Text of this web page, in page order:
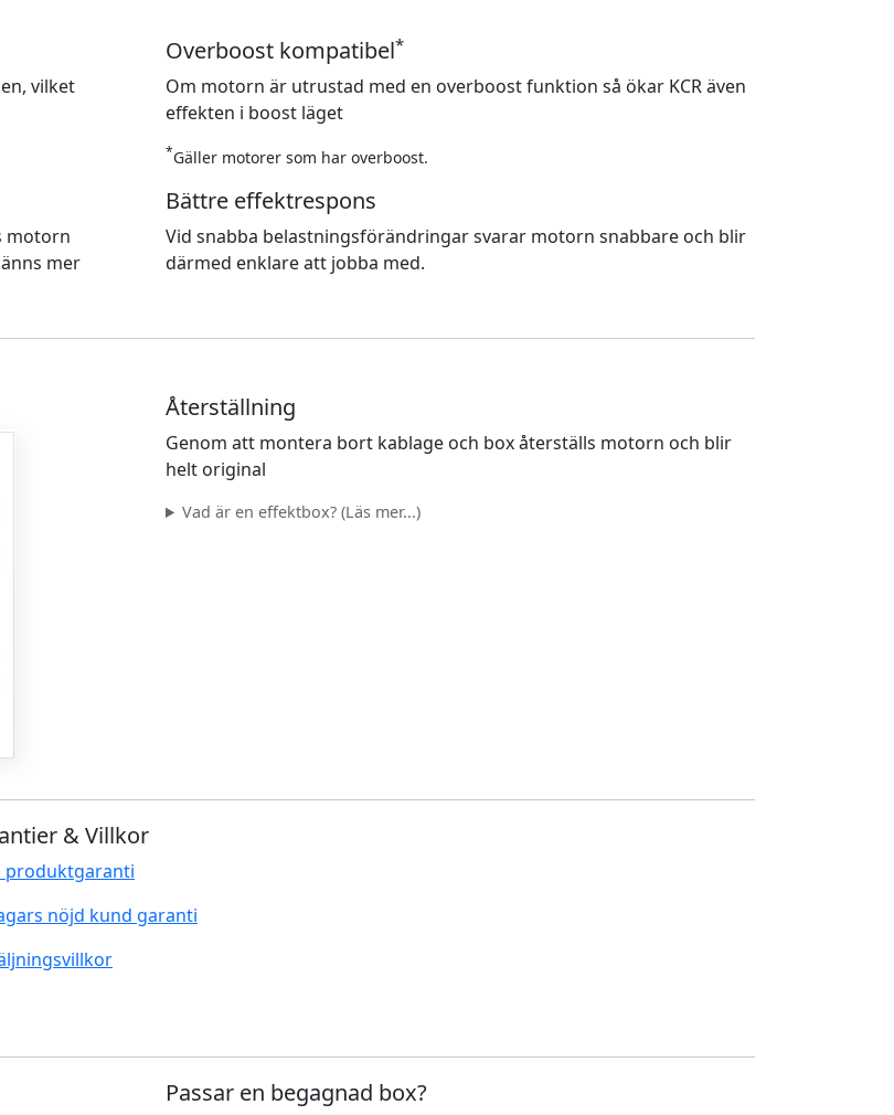
vilket
Overboost kompatibel*
Om motorn är utrustad med en overboost funktion så ökar KCR även
effekten i boost läget
*Gäller motorer som har overboost.
motorn
mer
Bättre effektrespons
Vid snabba belastningsförändringar svarar motorn snabbare och blir
därmed enklare att jobba med.
Återställning
Genom att montera bort kablage och box återställs motorn och blir
helt original
Vad är en effektbox? (Läs mer...)
& Villkor
produktgaranti
nöjd kund garanti
Passar en begagnad box?